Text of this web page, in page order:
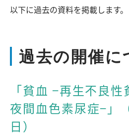
以下に過去の資料を掲載します。
過去の開催に
「貧血 −再生不良
夜間血色素尿症−」
日）